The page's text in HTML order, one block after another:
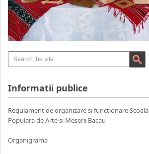
Informatii publice
Regulament de organizare si functionare Scoala
Populara de Arte si Meserii Bacau
Organigrama